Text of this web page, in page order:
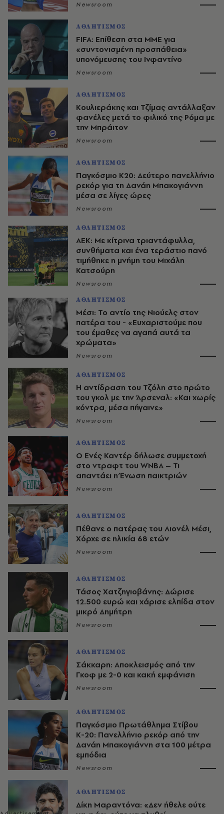
Newsroom
ΑΘΛΗΤΙΣΜΟΣ
FIFA: Επίθεση στα ΜΜΕ για
«συντονισμένη προσπάθεια»
υπονόμευσης του Ινφαντίνο
Newsroom
ΑΘΛΗΤΙΣΜΟΣ
Κουλιεράκης και Τζίμας αντάλλαξαν
φανέλες μετά το φιλικό της Ρόμα με
την Μπράιτον
Newsroom
ΑΘΛΗΤΙΣΜΟΣ
Παγκόσμιο Κ20: Δεύτερο πανελλήνιο
ρεκόρ για τη Δανάη Μπακογιάννη
μέσα σε λίγες ώρες
Newsroom
ΑΘΛΗΤΙΣΜΟΣ
ΑΕΚ: Με κίτρινα τριαντάφυλλα,
συνθήματα και ένα τεράστιο πανό
τιμήθηκε η μνήμη του Μιχάλη
Κατσούρη
Newsroom
ΑΘΛΗΤΙΣΜΟΣ
Μέσι: Το αντίο της Νιούελς στον
πατέρα του - «Ευχαριστούμε που
του έμαθες να αγαπά αυτά τα
χρώματα»
Newsroom
ΑΘΛΗΤΙΣΜΟΣ
Η αντίδραση του Τζόλη στο πρώτο
του γκολ με την Άρσεναλ: «Και χωρίς
κόντρα, μέσα πήγαινε»
Newsroom
ΑΘΛΗΤΙΣΜΟΣ
Ο Ενές Καντέρ δήλωσε συμμετοχή
στο ντραφτ του WNBA – Τι
απαντάει η Ένωση παικτριών
Newsroom
ΑΘΛΗΤΙΣΜΟΣ
Πέθανε ο πατέρας του Λιονέλ Μέσι,
Χόρχε σε ηλικία 68 ετών
Newsroom
ΑΘΛΗΤΙΣΜΟΣ
Τάσος Χατζηγιοβάνης: Δώρισε
12.500 ευρώ και χάρισε ελπίδα στον
μικρό Δημήτρη
Newsroom
ΑΘΛΗΤΙΣΜΟΣ
Σάκκαρη: Αποκλεισμός από την
Γκοφ με 2-0 και κακή εμφάνιση
Newsroom
ΑΘΛΗΤΙΣΜΟΣ
Παγκόσμιο Πρωτάθλημα Στίβου
Κ-20: Πανελλήνιο ρεκόρ από την
Δανάη Μπακογιάννη στα 100 μέτρα
εμπόδια
Newsroom
ΑΘΛΗΤΙΣΜΟΣ
Δίκη Μαραντόνα: «Δεν ήθελε ούτε